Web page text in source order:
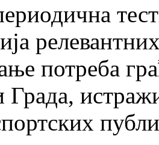
потреба
Града,